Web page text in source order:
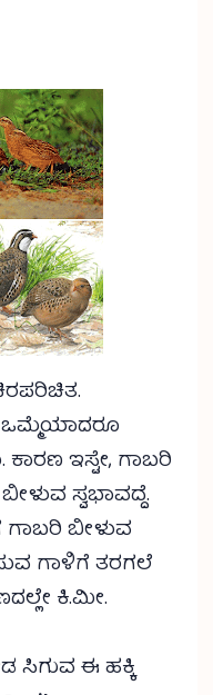
ಒಮ್ಮೆಯಾದರೂ
ಇಸ್ಟೇ, ಗಾಬರಿ
ಸ್ವಭಾವದ್ದೆ.
ಗಾಬರಿ ಬೀಳುವ
ಗಾಳಿಗೆ ತರಗಲೆ
ಕಿ.ಮೀ.
ಸಿಗುವ ಈ ಹಕ್ಕಿ